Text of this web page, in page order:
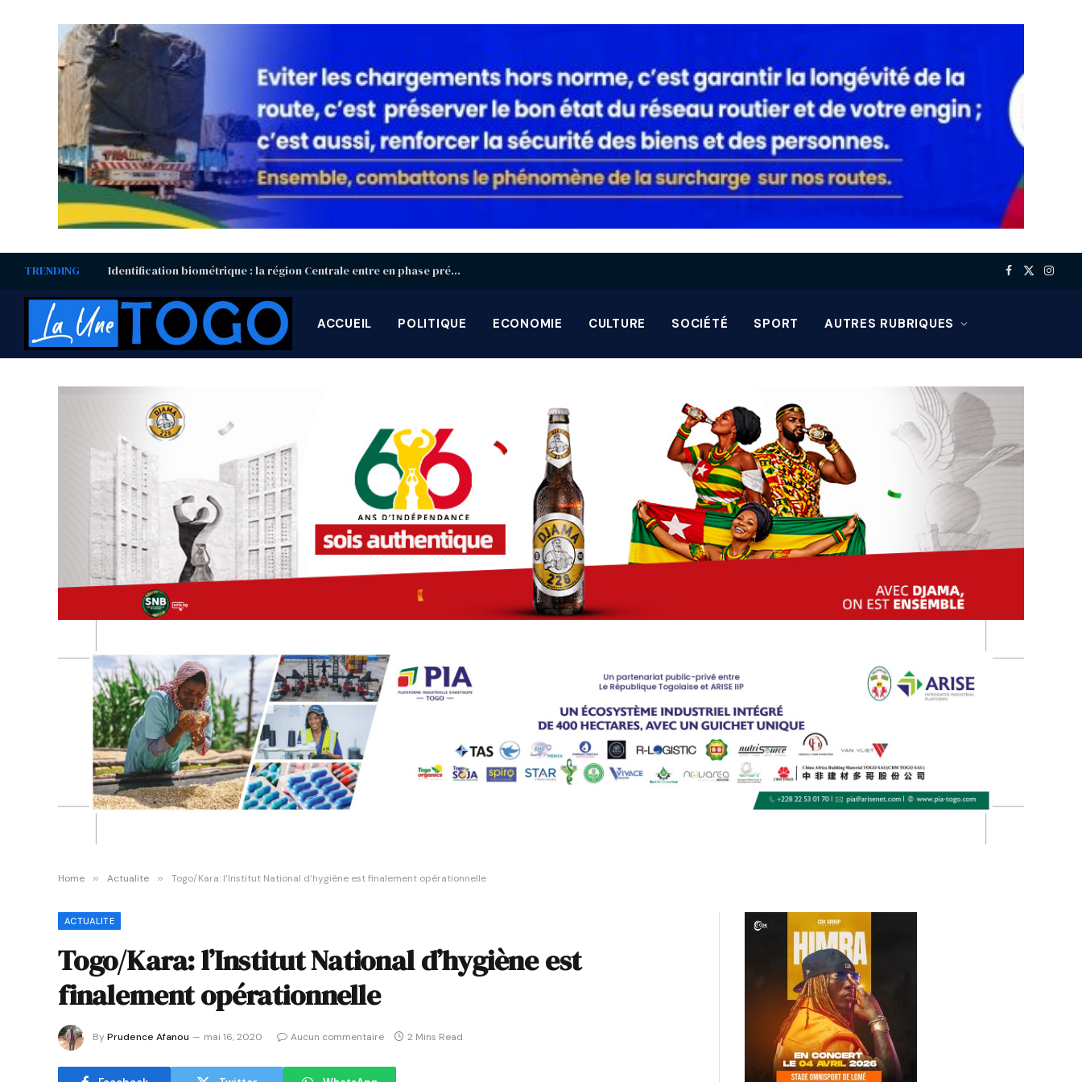
TRENDING Identification biométrique : la région Centrale entre en phase préparatoire avant la grande campagne d’août-septembre Facebook
X
ACCUEIL POLITIQUE ECONOMIE CULTURE SOCIÉTÉ SPORT AUTRES RUBRIQUES
Home » Actualite » Togo/Kara: l’Institut National d’hygiène est finalement opérationnelle
ACTUALITE
Togo/Kara: l’Institut National d’hygiène est
finalement opérationnelle
ByPrudence Afanou mai 16, 2020 Aucun commentaire 2 Mins Read